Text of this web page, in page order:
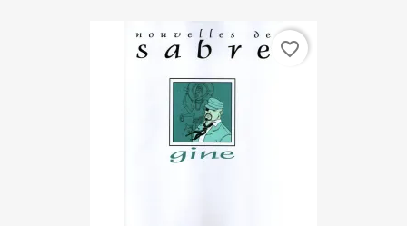
favorite_border